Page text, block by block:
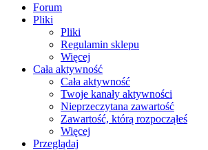
Forum
Pliki
Pliki
Regulamin sklepu
Więcej
Cała aktywność
Cała aktywność
Twoje kanały aktywności
Nieprzeczytana zawartość
Zawartość, którą rozpocząłeś
Więcej
Przeglądaj